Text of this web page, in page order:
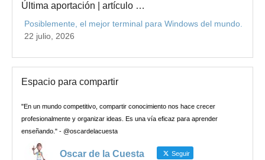
Última aportación | artículo …
Posiblemente, el mejor terminal para Windows del mundo.
22 julio, 2026
Espacio para compartir
"En un mundo competitivo, compartir conocimiento nos hace crecer
profesionalmente y organizar ideas. Es una vía eficaz para aprender
enseñando." - @oscardelacuesta
Oscar de la Cuesta Seguir